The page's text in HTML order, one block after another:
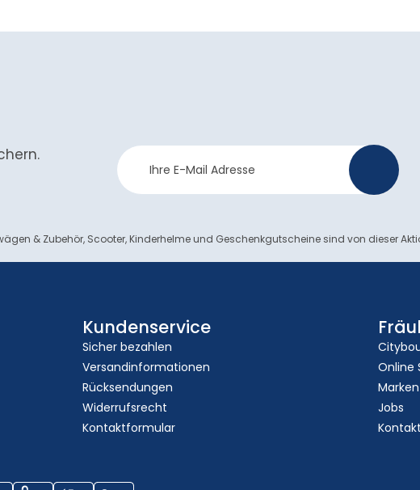
Newsletter
Anmeldung
& Zubehör, Scooter, Kinderhelme und Geschenkgutscheine sind von dieser
Kundenservice
Sicher bezahlen
Versandinformationen
Rücksendungen
Widerrufsrecht
Kontaktformular
Online
Marken
Jobs